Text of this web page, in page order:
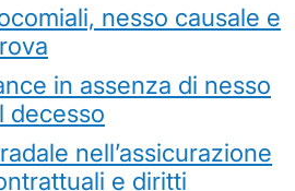
nesso causale e
in assenza di nesso
decesso
nell’assicurazione
e diritti